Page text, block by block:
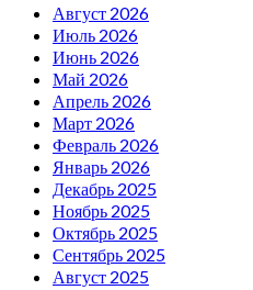
Август 2026
Июль 2026
Июнь 2026
Май 2026
Апрель 2026
Март 2026
Февраль 2026
Январь 2026
Декабрь 2025
Ноябрь 2025
Октябрь 2025
Сентябрь 2025
Август 2025